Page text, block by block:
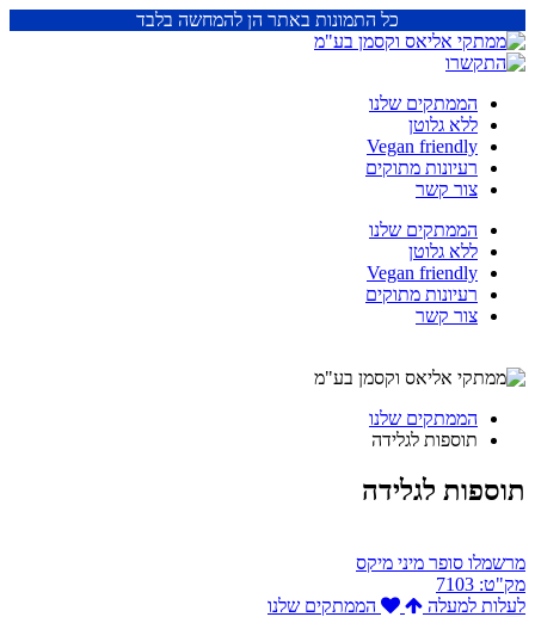
כל התמונות באתר הן להמחשה בלבד
הממתקים שלנו
ללא גלוטן
Vegan friendly
רעיונות מתוקים
צור קשר
הממתקים שלנו
ללא גלוטן
Vegan friendly
רעיונות מתוקים
צור קשר
הממתקים שלנו
תוספות לגלידה
תוספות לגלידה
מרשמלו סופר מיני מיקס
מק"ט: 7103
לעלות למעלה
הממתקים שלנו